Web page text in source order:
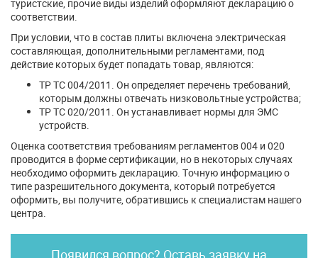
туристские, прочие виды изделий оформляют декларацию о
соответствии.
При условии, что в состав плиты включена электрическая
составляющая, дополнительными регламентами, под
действие которых будет попадать товар, являются:
ТР ТС 004/2011. Он определяет перечень требований,
которым должны отвечать низковольтные устройства;
ТР ТС 020/2011. Он устанавливает нормы для ЭМС
устройств.
Оценка соответствия требованиям регламентов 004 и 020
проводится в форме сертификации, но в некоторых случаях
необходимо оформить декларацию. Точную информацию о
типе разрешительного документа, который потребуется
оформить, вы получите, обратившись к специалистам нашего
центра.
Появился вопрос? Оставь заявку на